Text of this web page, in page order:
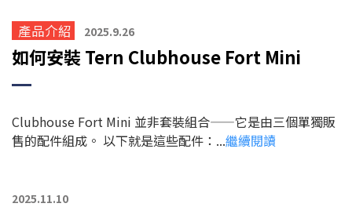
產品介紹 2025.9.26
如何安裝 Tern Clubhouse Fort Mini
Clubhouse Fort Mini 並非套裝組合——它是由三個單獨販
售的配件組成。 以下就是這些配件：...繼續閱讀
2025.11.10